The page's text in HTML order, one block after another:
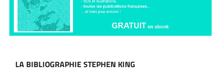
LA BIBLIOGRAPHIE STEPHEN KING